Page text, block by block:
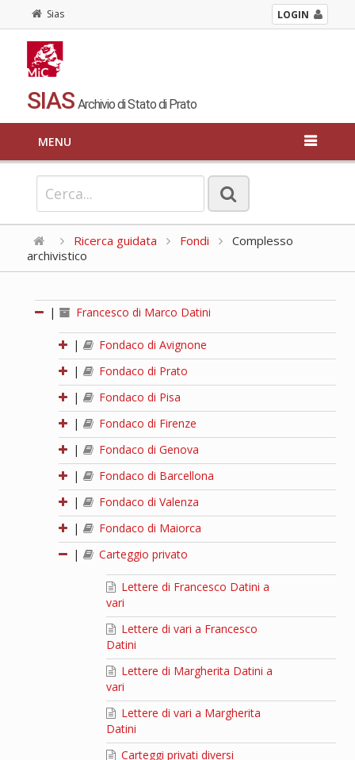
Sias LOGIN
SIAS Archivio di Stato di Prato
MENU
Ricerca guidata Fondi
Complesso
archivistico
| Francesco di Marco Datini
|
Fondaco di Avignone
|
Fondaco di Prato
|
Fondaco di Pisa
|
Fondaco di Firenze
|
Fondaco di Genova
|
Fondaco di Barcellona
|
Fondaco di Valenza
|
Fondaco di Maiorca
|
Carteggio privato
Lettere di Francesco Datini a
vari
Lettere di vari a Francesco
Datini
Lettere di Margherita Datini a
vari
Lettere di vari a Margherita
Datini
Carteggi privati diversi